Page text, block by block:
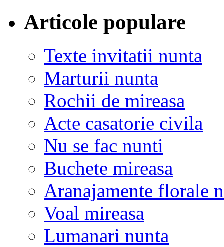
Articole populare
Texte invitatii nunta
Marturii nunta
Rochii de mireasa
Acte casatorie civila
Nu se fac nunti
Buchete mireasa
Aranajamente florale
Voal mireasa
Lumanari nunta